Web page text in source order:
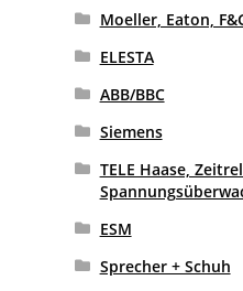
Moeller, Eaton,
ELESTA
ABB/BBC
Siemens
TELE Haase,
ESM
Sprecher + Schuh